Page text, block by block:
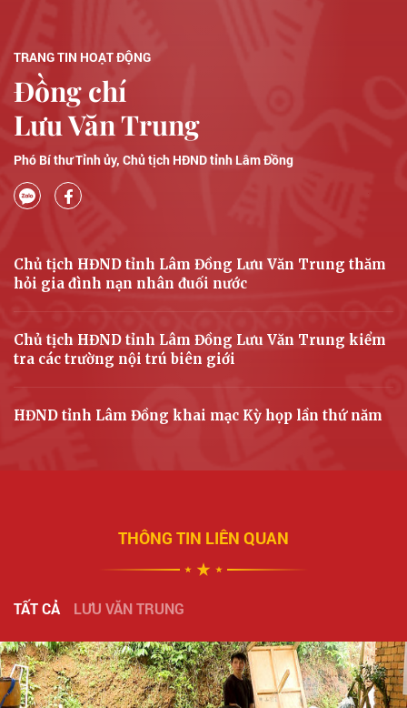
TRANG TIN HOẠT ĐỘNG
Đồng chí
Lưu Văn Trung
Phó Bí thư Tỉnh ủy, Chủ tịch HĐND tỉnh Lâm Đồng
Chủ tịch HĐND tỉnh Lâm Đồng Lưu Văn Trung thăm
hỏi gia đình nạn nhân đuối nước
Chủ tịch HĐND tỉnh Lâm Đồng Lưu Văn Trung kiểm
tra các trường nội trú biên giới
HĐND tỉnh Lâm Đồng khai mạc Kỳ họp lần thứ năm
THÔNG TIN LIÊN QUAN
TẤT CẢ LƯU VĂN TRUNG